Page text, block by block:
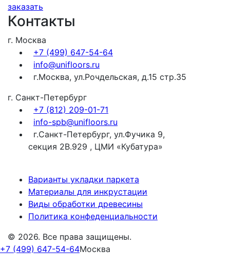
заказать
Контакты
г. Москва
+7 (499) 647-54-64
info@unifloors.ru
г.Москва, ул.Рочдельская, д.15 стр.35
г. Санкт-Петербург
+7 (812) 209-01-71
info-spb@unifloors.ru
г.Санкт-Петербург, ул.Фучика 9,
секция 2В.929 , ЦМИ «Кубатура»
Варианты укладки паркета
Материалы для инкрустации
Виды обработки древесины
Политика конфеденциальности
© 2026. Все права защищены.
+7 (499) 647-54-64Москва